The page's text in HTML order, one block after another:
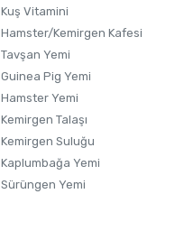
Kuş Vitamini
Hamster/Kemirgen Kafesi
Tavşan Yemi
Guinea Pig Yemi
Hamster Yemi
Kemirgen Talaşı
Kemirgen Suluğu
Kaplumbağa Yemi
Sürüngen Yemi